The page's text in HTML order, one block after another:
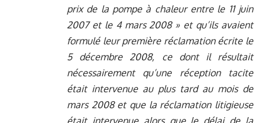
prix de la pompe à chaleur entre le 11 juin
2007 et le 4 mars 2008 » et qu’ils avaient
formulé leur première réclamation écrite le
5 décembre 2008, ce dont il résultait
nécessairement qu’une réception tacite
était intervenue au plus tard au mois de
mars 2008 et que la réclamation litigieuse